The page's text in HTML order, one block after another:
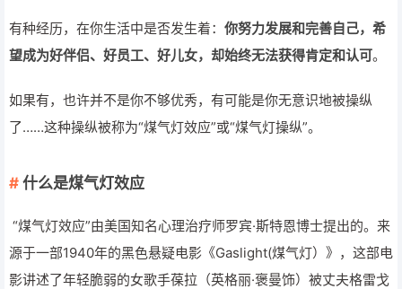
有种经历，在你生活中是否发生着： 你努力发展和完善自己，希
望成为好伴侣、好员工、好儿女，却始终无法获得肯定和认可。
如果有，也许并不是你不够优秀，有可能是你无意识地被操纵
了……这种操纵被称为“煤气灯效应”或“煤气灯操纵”。
什么是煤气灯效应
“煤气灯效应”由美国知名心理治疗师罗宾·斯特恩博士提出的。来
源于一部1940年的黑色悬疑电影《Gaslight(煤气灯）》，这部电
影讲述了年轻脆弱的女歌手葆拉（英格丽·褒曼饰）被丈夫格雷戈